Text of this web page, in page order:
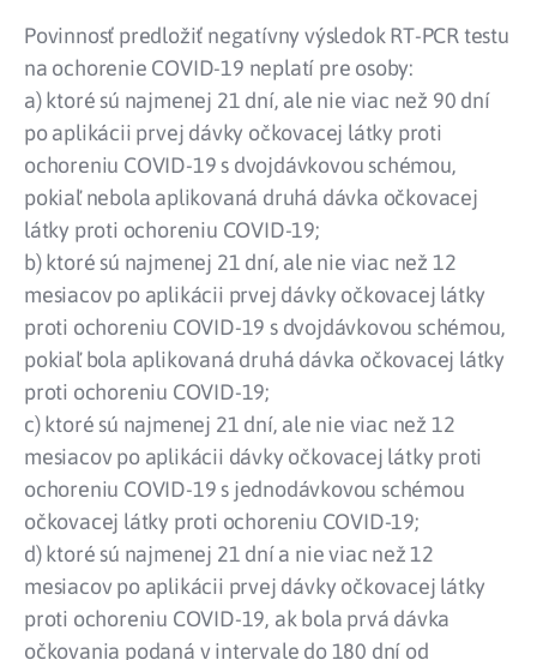
Povinnosť predložiť negatívny výsledok RT-PCR testu
na ochorenie COVID-19 neplatí pre osoby:
a) ktoré sú najmenej 21 dní, ale nie viac než 90 dní
po aplikácii prvej dávky očkovacej látky proti
ochoreniu COVID-19 s dvojdávkovou schémou,
pokiaľ nebola aplikovaná druhá dávka očkovacej
látky proti ochoreniu COVID-19;
b) ktoré sú najmenej 21 dní, ale nie viac než 12
mesiacov po aplikácii prvej dávky očkovacej látky
proti ochoreniu COVID-19 s dvojdávkovou schémou,
pokiaľ bola aplikovaná druhá dávka očkovacej látky
proti ochoreniu COVID-19;
c) ktoré sú najmenej 21 dní, ale nie viac než 12
mesiacov po aplikácii dávky očkovacej látky proti
ochoreniu COVID-19 s jednodávkovou schémou
očkovacej látky proti ochoreniu COVID-19;
d) ktoré sú najmenej 21 dní a nie viac než 12
mesiacov po aplikácii prvej dávky očkovacej látky
proti ochoreniu COVID-19, ak bola prvá dávka
očkovania podaná v intervale do 180 dní od